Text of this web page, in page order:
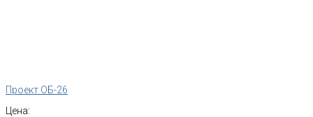
Проект ОБ-26
Цена: